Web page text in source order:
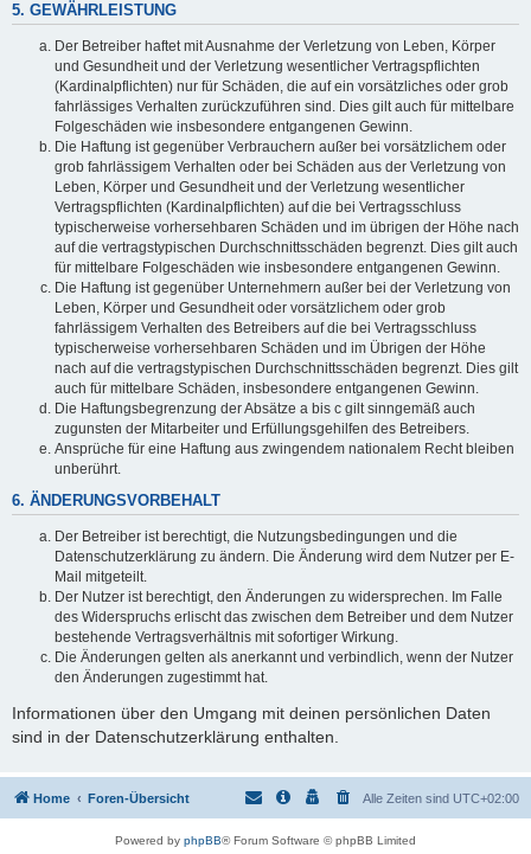
5. GEWÄHRLEISTUNG
Der Betreiber haftet mit Ausnahme der Verletzung von Leben, Körper
und Gesundheit und der Verletzung wesentlicher Vertragspflichten
(Kardinalpflichten) nur für Schäden, die auf ein vorsätzliches oder grob
fahrlässiges Verhalten zurückzuführen sind. Dies gilt auch für mittelbare
Folgeschäden wie insbesondere entgangenen Gewinn.
Die Haftung ist gegenüber Verbrauchern außer bei vorsätzlichem oder
grob fahrlässigem Verhalten oder bei Schäden aus der Verletzung von
Leben, Körper und Gesundheit und der Verletzung wesentlicher
Vertragspflichten (Kardinalpflichten) auf die bei Vertragsschluss
typischerweise vorhersehbaren Schäden und im übrigen der Höhe nach
auf die vertragstypischen Durchschnittsschäden begrenzt. Dies gilt auch
für mittelbare Folgeschäden wie insbesondere entgangenen Gewinn.
Die Haftung ist gegenüber Unternehmern außer bei der Verletzung von
Leben, Körper und Gesundheit oder vorsätzlichem oder grob
fahrlässigem Verhalten des Betreibers auf die bei Vertragsschluss
typischerweise vorhersehbaren Schäden und im Übrigen der Höhe
nach auf die vertragstypischen Durchschnittsschäden begrenzt. Dies gilt
auch für mittelbare Schäden, insbesondere entgangenen Gewinn.
Die Haftungsbegrenzung der Absätze a bis c gilt sinngemäß auch
zugunsten der Mitarbeiter und Erfüllungsgehilfen des Betreibers.
Ansprüche für eine Haftung aus zwingendem nationalem Recht bleiben
unberührt.
6. ÄNDERUNGSVORBEHALT
Der Betreiber ist berechtigt, die Nutzungsbedingungen und die
Datenschutzerklärung zu ändern. Die Änderung wird dem Nutzer per E-
Mail mitgeteilt.
Der Nutzer ist berechtigt, den Änderungen zu widersprechen. Im Falle
des Widerspruchs erlischt das zwischen dem Betreiber und dem Nutzer
bestehende Vertragsverhältnis mit sofortiger Wirkung.
Die Änderungen gelten als anerkannt und verbindlich, wenn der Nutzer
den Änderungen zugestimmt hat.
Informationen über den Umgang mit deinen persönlichen Daten
sind in der Datenschutzerklärung enthalten.
Home Foren-Übersicht Alle Zeiten sind UTC+02:00
Powered by phpBB® Forum Software © phpBB Limited